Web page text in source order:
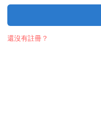
還沒有註冊？